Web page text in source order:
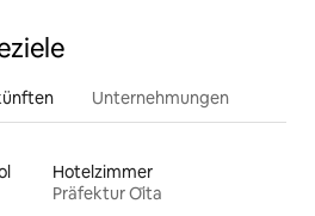
Unternehmungen
Hotelzimmer
Präfektur Ōita